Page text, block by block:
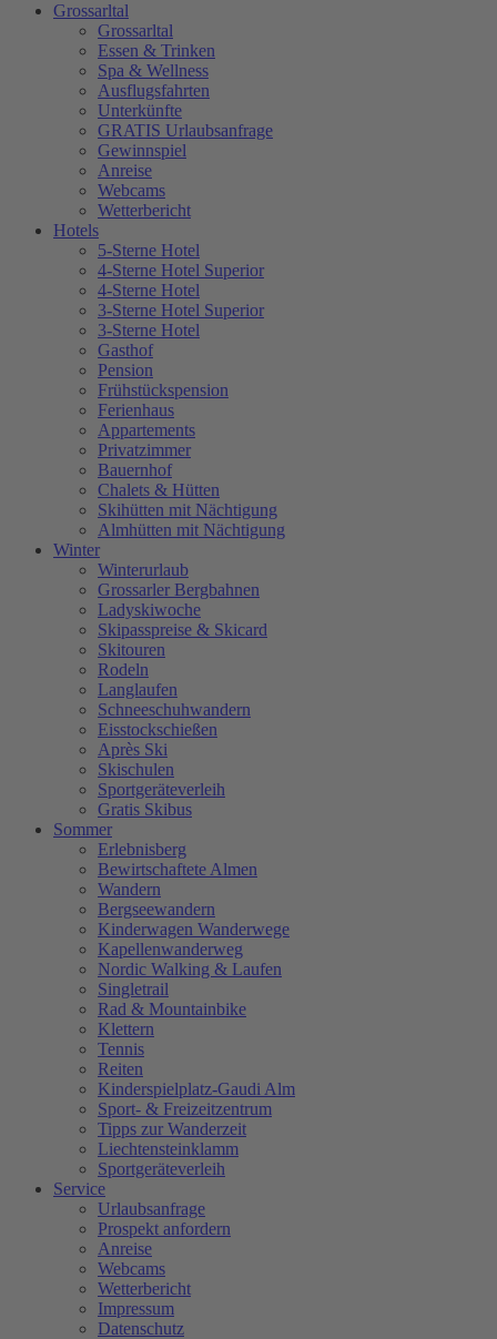
Grossarltal
Grossarltal
Essen & Trinken
Spa & Wellness
Ausflugsfahrten
Unterkünfte
GRATIS Urlaubsanfrage
Gewinnspiel
Anreise
Webcams
Wetterbericht
Hotels
5-Sterne Hotel
4-Sterne Hotel Superior
4-Sterne Hotel
3-Sterne Hotel Superior
3-Sterne Hotel
Gasthof
Pension
Frühstückspension
Ferienhaus
Appartements
Privatzimmer
Bauernhof
Chalets & Hütten
Skihütten mit Nächtigung
Almhütten mit Nächtigung
Winter
Winterurlaub
Grossarler Bergbahnen
Ladyskiwoche
Skipasspreise & Skicard
Skitouren
Rodeln
Langlaufen
Schneeschuhwandern
Eisstockschießen
Après Ski
Skischulen
Sportgeräteverleih
Gratis Skibus
Sommer
Erlebnisberg
Bewirtschaftete Almen
Wandern
Bergseewandern
Kinderwagen Wanderwege
Kapellenwanderweg
Nordic Walking & Laufen
Singletrail
Rad & Mountainbike
Klettern
Tennis
Reiten
Kinderspielplatz-Gaudi Alm
Sport- & Freizeitzentrum
Tipps zur Wanderzeit
Liechtensteinklamm
Sportgeräteverleih
Service
Urlaubsanfrage
Prospekt anfordern
Anreise
Webcams
Wetterbericht
Impressum
Datenschutz